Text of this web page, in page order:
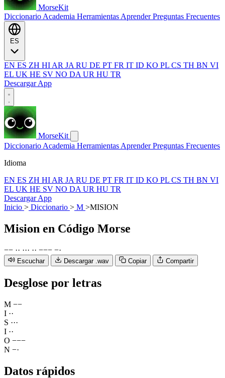
MorseKit
Diccionario Academia Herramientas AprenderPreguntas Frecuentes
EN ES ZH HI AR JA RU DE PT FR IT ID KO PL CS TH BN VI
EL UK HE SV NO DA UR HU TR
Descargar App
MorseKit
Diccionario Academia Herramientas AprenderPreguntas Frecuentes
Idioma
EN ES ZH HI AR JA RU DE PT FR IT ID KO PL CS TH BN VI
EL UK HE SV NO DA UR HU TR
Descargar App
Inicio > Diccionario > M >MISION
Mision en Código Morse
−− ·· ··· ·· −−− −·
Escuchar Descargar .wav Copiar Compartir
Desglose por letras
M −−
I ··
S ···
I ··
O −−−
N −·
Datos rápidos